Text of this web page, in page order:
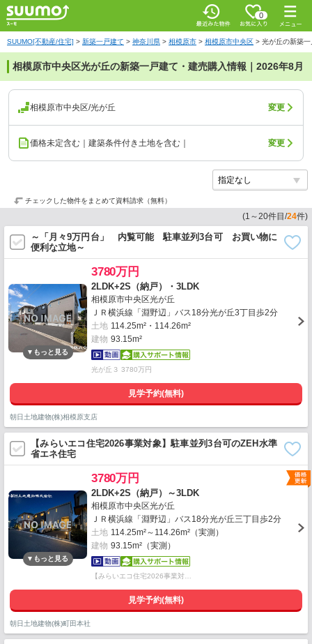
0
SUUMO[不動産/住宅] > 新築一戸建て > 神奈川県 > 相模原市 > 相模原市中央区 > 光が丘の新築
相模原市中央区光が丘の新築一戸建て・建売購入情報｜2026年8月
相模原市中央区/光が丘 変更
価格未定含む｜建築条件付き土地を含む｜ 変更
チェックした物件をまとめて資料請求（無料）
(1 ～20件目/24件)
～「月々9万円台」 内覧可能 駐車並列3台可 お買い物に
便利な立地～
3780万円
2LDK+2S（納戸）・3LDK
相模原市中央区光が丘
ＪＲ横浜線「淵野辺」バス18分光が丘3丁目歩2分
土地 114.25m²・114.26m²
建物 93.15m²
光が丘３ 3780万円
見学予約(無料)
朝日土地建物(株)相模原支店
【みらいエコ住宅2026事業対象】駐車並列3台可のZEH水準
省エネ住宅
3780万円
2LDK+2S（納戸）～3LDK
相模原市中央区光が丘
ＪＲ横浜線「淵野辺」バス18分光が丘三丁目歩2分
土地 114.25m²～114.26m²（実測）
建物 93.15m²（実測）
【みらいエコ住宅2026事業対…
見学予約(無料)
朝日土地建物(株)町田本社